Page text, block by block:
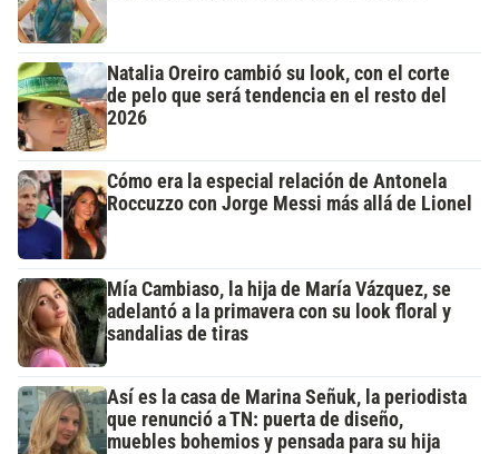
Natalia Oreiro cambió su look, con el corte
de pelo que será tendencia en el resto del
2026
Cómo era la especial relación de Antonela
Roccuzzo con Jorge Messi más allá de Lionel
Mía Cambiaso, la hija de María Vázquez, se
adelantó a la primavera con su look floral y
sandalias de tiras
Así es la casa de Marina Señuk, la periodista
que renunció a TN: puerta de diseño,
muebles bohemios y pensada para su hija